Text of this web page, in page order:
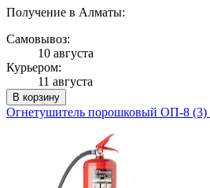
Получение в Алматы:
Самовывоз:
10 августа
Курьером:
11 августа
В корзину
Огнетушитель порошковый ОП-8